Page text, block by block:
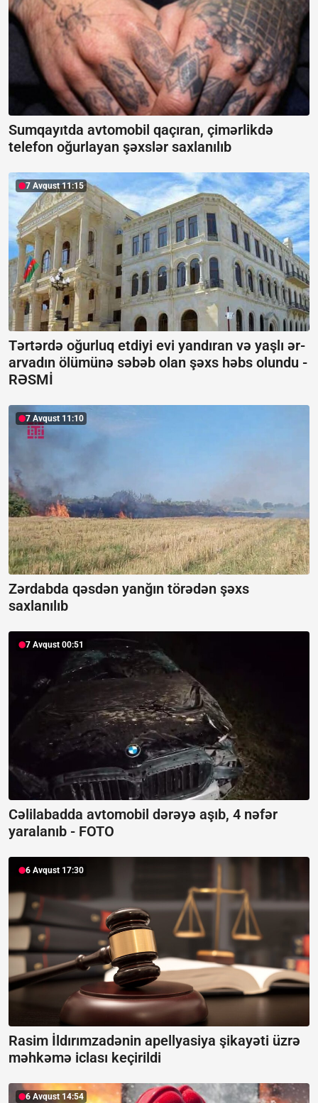
Sumqayıtda avtomobil qaçıran, çimərlikdə
telefon oğurlayan şəxslər saxlanılıb
7 Avqust 11:15
Tərtərdə oğurluq etdiyi evi yandıran və yaşlı ər-
arvadın ölümünə səbəb olan şəxs həbs olundu -
RƏSMİ
7 Avqust 11:10
Zərdabda qəsdən yanğın törədən şəxs
saxlanılıb
7 Avqust 00:51
Cəlilabadda avtomobil dərəyə aşıb, 4 nəfər
yaralanıb - FOTO
6 Avqust 17:30
Rasim İldırımzadənin apellyasiya şikayəti üzrə
məhkəmə iclası keçirildi
6 Avqust 14:54